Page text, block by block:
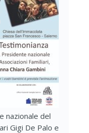
nazionale del
Gigi De Palo e